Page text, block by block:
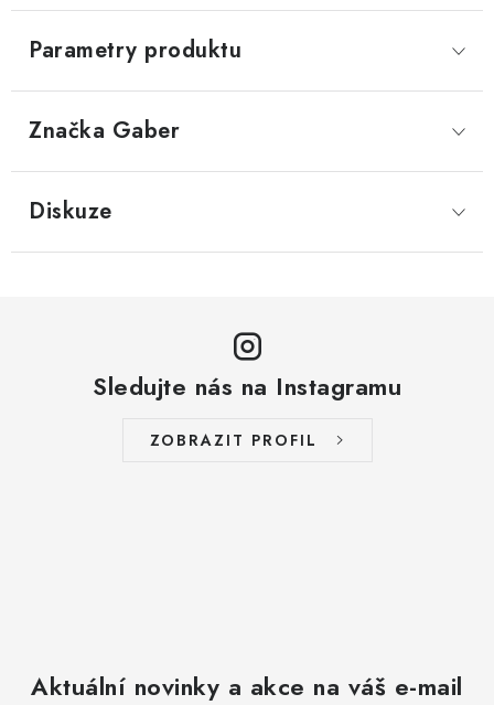
Parametry produktu
Značka Gaber
Diskuze
Sledujte nás na Instagramu
ZOBRAZIT PROFIL
Aktuální novinky a akce na váš e-mail